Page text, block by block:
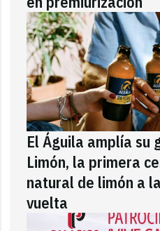
El Águila amplía su
Limón, la primera
natural de limón a
vuelta